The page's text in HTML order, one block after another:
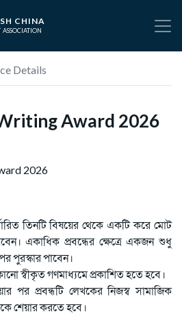
CHINA
Details
Award 2026
2026
তিনটি বিষয়ের থেকে একটি করে মোট
একাধিক প্রবন্ধের ক্ষেত্রে একজন শুধু
পুরস্কার পাবেন।
স্বীকৃত গণমাধ্যমে প্রকাশিত হতে হবে।
পর প্রবন্ধটি লেখকের নিজস্ব সামাজিক
শেয়ার করতে হবে।